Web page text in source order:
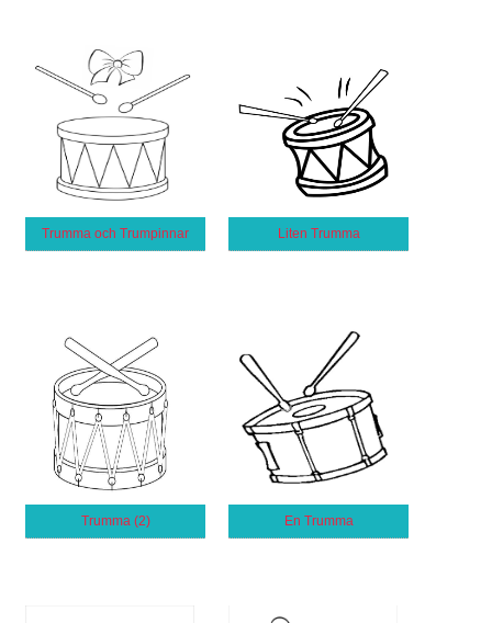
Trumma och Trumpinnar Liten Trumma
Trumma (2) En Trumma